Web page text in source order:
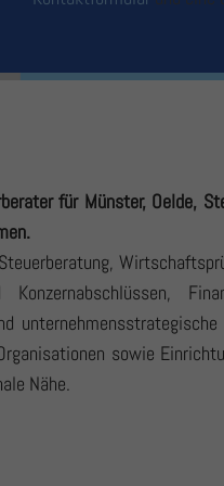
für Münster, Oelde,
Steuerberatung,
,
unternehmensstrategische
sowie
Nähe.